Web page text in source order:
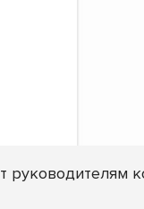
руководителям